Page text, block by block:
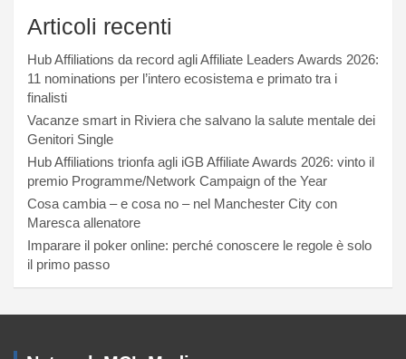
Articoli recenti
Hub Affiliations da record agli Affiliate Leaders Awards 2026:
11 nominations per l’intero ecosistema e primato tra i
finalisti
Vacanze smart in Riviera che salvano la salute mentale dei
Genitori Single
Hub Affiliations trionfa agli iGB Affiliate Awards 2026: vinto il
premio Programme/Network Campaign of the Year
Cosa cambia – e cosa no – nel Manchester City con
Maresca allenatore
Imparare il poker online: perché conoscere le regole è solo
il primo passo